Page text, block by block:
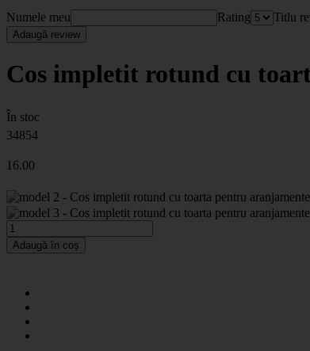
Numele meu Rating Titlu
Adaugă review
Cos impletit rotund cu
În stoc
34854
16.00
Adaugă în coș